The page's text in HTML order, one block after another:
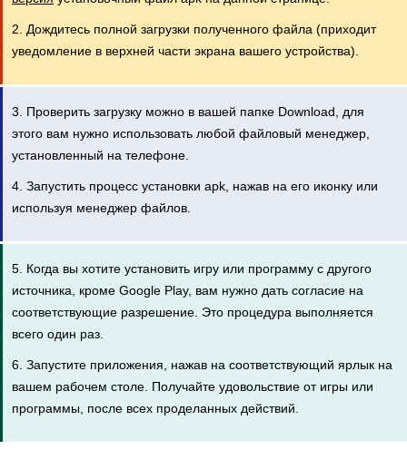
2. Дождитесь полной загрузки полученного файла (приходит
уведомление в верхней части экрана вашего устройства).
3. Проверить загрузку можно в вашей папке Download, для
этого вам нужно использовать любой файловый менеджер,
установленный на телефоне.
4. Запустить процесс установки apk, нажав на его иконку или
используя менеджер файлов.
5. Когда вы хотите установить игру или программу с другого
источника, кроме Google Play, вам нужно дать согласие на
соответствующие разрешение. Это процедура выполняется
всего один раз.
6. Запустите приложения, нажав на соответствующий ярлык на
вашем рабочем столе. Получайте удовольствие от игры или
программы, после всех проделанных действий.